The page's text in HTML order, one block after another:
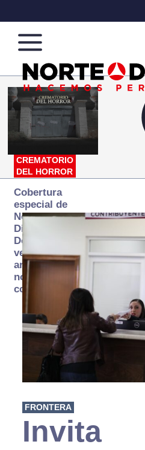
Norte
de
Ciudad
Más
que
noticias,
hacemos periodismo
CREMATORIO
DEL HORROR
Cobertura
especial de
Norte
Digital:
Donde la
verdad
arde… pero
no se
consume
FRONTERA
Invita